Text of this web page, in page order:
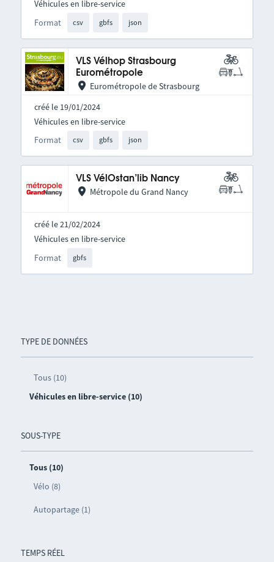
TYPE DE DONNÉES
Tous (10)
Véhicules en libre-service (10)
SOUS-TYPE
Tous (10)
Vélo (8)
Autopartage (1)
TEMPS RÉEL
Format csv gbfs json
Véhicules en libre-service
VLS Vélhop Strasbourg
Eurométropole
Eurométropole de Strasbourg
créé le 19/01/2024
Format csv gbfs json
Véhicules en libre-service
VLS VélOstan’lib Nancy
Métropole du Grand Nancy
créé le 21/02/2024
Format gbfs
Véhicules en libre-service